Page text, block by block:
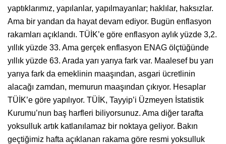
yaptıklarımız, yapılanlar, yapılmayanlar; haklılar, haksızlar.
Ama bir yandan da hayat devam ediyor. Bugün enflasyon
rakamları açıklandı. TÜİK’e göre enflasyon aylık yüzde 3,2.
yıllık yüzde 33. Ama gerçek enflasyon ENAG ölçtüğünde
yıllık yüzde 63. Arada yarı yarıya fark var. Maalesef bu yarı
yarıya fark da emeklinin maaşından, asgari ücretlinin
alacağı zamdan, memurun maaşından çıkıyor. Hesaplar
TÜİK’e göre yapılıyor. TÜİK, Tayyip’i Üzmeyen İstatistik
Kurumu’nun baş harfleri biliyorsunuz. Ama diğer tarafta
yoksulluk artık katlanılamaz bir noktaya geliyor. Bakın
geçtiğimiz hafta açıklanan rakama göre resmi yoksulluk